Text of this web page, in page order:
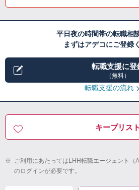
平日夜の時間帯の転職相
まずはアデコにご登録
転職支援に登
（無料）
転職支援の流れ
キープリスト
※ ご利用にあたってはLHH転職エージェント
のログインが必要です。